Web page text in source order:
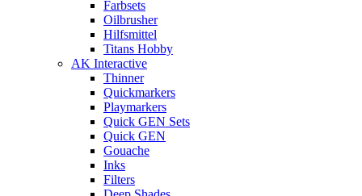
Farbsets
Oilbrusher
Hilfsmittel
Titans Hobby
AK Interactive
Thinner
Quickmarkers
Playmarkers
Quick GEN Sets
Quick GEN
Gouache
Inks
Filters